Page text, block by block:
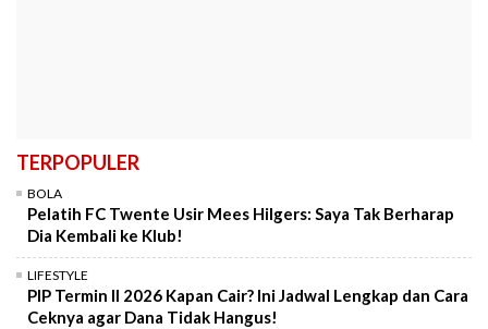
TERPOPULER
BOLA
Pelatih FC Twente Usir Mees Hilgers: Saya Tak Berharap
Dia Kembali ke Klub!
LIFESTYLE
PIP Termin II 2026 Kapan Cair? Ini Jadwal Lengkap dan Cara
Ceknya agar Dana Tidak Hangus!